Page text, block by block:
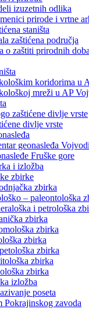
izuzetnih odlika
prirode i vrtne
staništa
zaštićena područja
o zaštiti prirodnih
koridorima u
mreži u AP
zaštićene divlje vrste
divlje vrste
geonasleđa
Fruške gore
i izložba
zbirke
zbirka
– paleontološka
i petrološka
zbirka
zbirka
zbirka
zbirka
zbirka
zbirka
izložba
poseta
Pokrajinskog zavoda